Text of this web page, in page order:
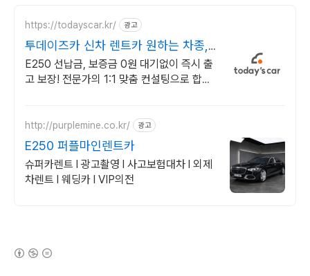
https://todayscar.kr/ 광고
투데이즈카 신차 렌트카 원하는 차종,
원하는 조건
E250 선납금, 보증금 0원 대기없이 즉시 출
고 보장! 전문가의 1:1 맞춤 컨설팅으로 합리
http://purplemine.co.kr/ 광고
E250 퍼플마인렌트카
슈퍼카렌트 l 광고촬영 l 사고보험대차 l 외제
차렌트 l 웨딩카 l VIP의전